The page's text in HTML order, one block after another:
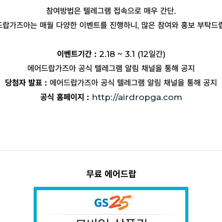
참여방법은 텔레그램 접속으로 매우 간단.
랍가즈아는 매월 다양한 이벤트를 진행하니, 많은 참여와 홍보 부탁드
이벤트기간 : 2.18 ~ 3.1 (12일간)
에어드랍가즈아 공식 텔레그램 알림 채널을 통해 공지
당첨자 발표 : 에어드랍가즈아 공식 텔레그램 알림 채널을 통해 공지
공식 홈페이지 : http://airdropga.com
무료 에어드랍